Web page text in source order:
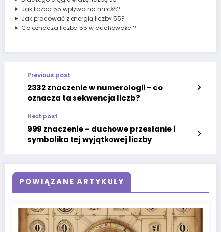
Jak liczba 55 wpływa na miłość?
Jak pracować z energią liczby 55?
Co oznacza liczba 55 w duchowości?
Previous post
2332 znaczenie w numerologii – co
oznacza ta sekwencja liczb?
Next post
999 znaczenie – duchowe przesłanie i
symbolika tej wyjątkowej liczby
POWIĄZANE ARTYKUŁY